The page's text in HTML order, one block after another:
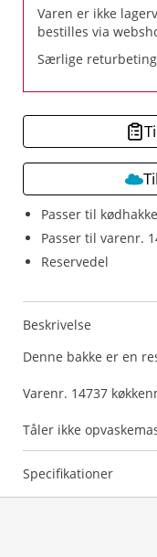
Passer til
Passer til varenr.
Reservedel
Varen er ikke
bestilles via
Særlige
Beskrivelse
Denne bakke er en
Varenr. 14737
Tåler ikke
Specifikationer